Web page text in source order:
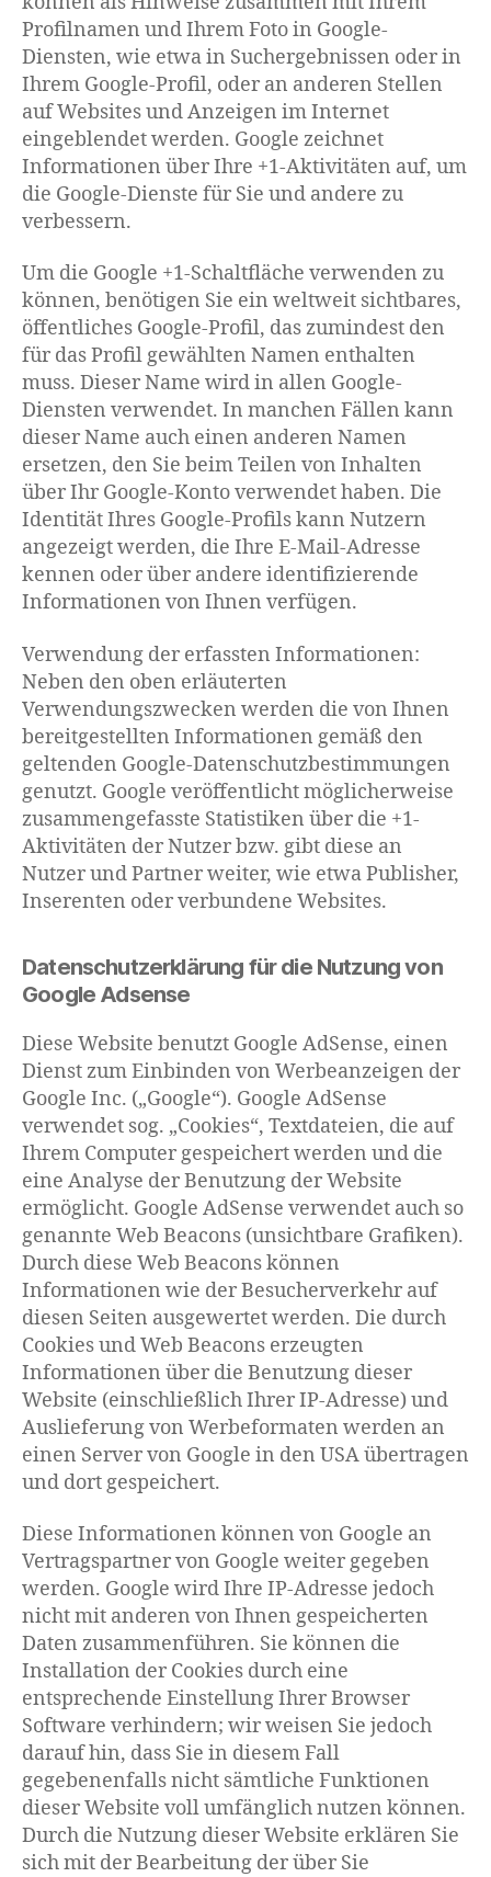
Profilnamen und Ihrem Foto in Google-
Diensten, wie etwa in Suchergebnissen oder in
Ihrem Google-Profil, oder an anderen Stellen
auf Websites und Anzeigen im Internet
eingeblendet werden. Google zeichnet
Informationen über Ihre +1-Aktivitäten auf, um
die Google-Dienste für Sie und andere zu
verbessern.
Um die Google +1-Schaltfläche verwenden zu
können, benötigen Sie ein weltweit sichtbares,
öffentliches Google-Profil, das zumindest den
für das Profil gewählten Namen enthalten
muss. Dieser Name wird in allen Google-
Diensten verwendet. In manchen Fällen kann
dieser Name auch einen anderen Namen
ersetzen, den Sie beim Teilen von Inhalten
über Ihr Google-Konto verwendet haben. Die
Identität Ihres Google-Profils kann Nutzern
angezeigt werden, die Ihre E-Mail-Adresse
kennen oder über andere identifizierende
Informationen von Ihnen verfügen.
Verwendung der erfassten Informationen:
Neben den oben erläuterten
Verwendungszwecken werden die von Ihnen
bereitgestellten Informationen gemäß den
geltenden Google-Datenschutzbestimmungen
genutzt. Google veröffentlicht möglicherweise
zusammengefasste Statistiken über die +1-
Aktivitäten der Nutzer bzw. gibt diese an
Nutzer und Partner weiter, wie etwa Publisher,
Inserenten oder verbundene Websites.
Datenschutzerklärung für die Nutzung von
Google Adsense
Diese Website benutzt Google AdSense, einen
Dienst zum Einbinden von Werbeanzeigen der
Google Inc. („Google“). Google AdSense
verwendet sog. „Cookies“, Textdateien, die auf
Ihrem Computer gespeichert werden und die
eine Analyse der Benutzung der Website
ermöglicht. Google AdSense verwendet auch so
genannte Web Beacons (unsichtbare Grafiken).
Durch diese Web Beacons können
Informationen wie der Besucherverkehr auf
diesen Seiten ausgewertet werden. Die durch
Cookies und Web Beacons erzeugten
Informationen über die Benutzung dieser
Website (einschließlich Ihrer IP-Adresse) und
Auslieferung von Werbeformaten werden an
einen Server von Google in den USA übertragen
und dort gespeichert.
Diese Informationen können von Google an
Vertragspartner von Google weiter gegeben
werden. Google wird Ihre IP-Adresse jedoch
nicht mit anderen von Ihnen gespeicherten
Daten zusammenführen. Sie können die
Installation der Cookies durch eine
entsprechende Einstellung Ihrer Browser
Software verhindern; wir weisen Sie jedoch
darauf hin, dass Sie in diesem Fall
gegebenenfalls nicht sämtliche Funktionen
dieser Website voll umfänglich nutzen können.
Durch die Nutzung dieser Website erklären Sie
sich mit der Bearbeitung der über Sie